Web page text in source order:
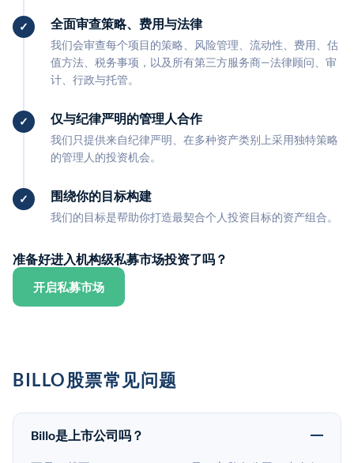
全面审查策略、费用与法律
我们会审查每个项目的策略、风险管理、流动性、费用、估
值方法、税务事项，以及所有第三方服务商—法律顾问、审
计、行政与托管。
仅与纪律严明的管理人合作
我们只提供来自纪律严明、在多种资产类别上采用独特策略
的管理人的投资机会。
围绕你的目标构建
我们的目标是帮助你打造最契合个人投资目标的资产组合。
准备好进入机构级私募市场投资了吗？
开启私募市场
BILLO股票常见问题
Billo是上市公司吗？